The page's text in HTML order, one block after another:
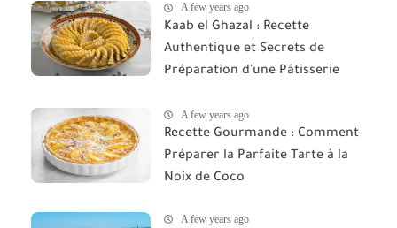
A few years ago
Kaab el Ghazal : Recette
Authentique et Secrets de
Préparation d'une Pâtisserie
A few years ago
Recette Gourmande : Comment
Préparer la Parfaite Tarte à la
Noix de Coco
A few years ago